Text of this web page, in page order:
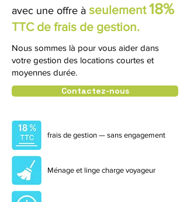
avec une offre à seulement18%
TTC de frais de gestion.
Nous sommes là pour vous aider dans
votre gestion des locations courtes et
moyennes durée.
Contactez-nous
frais de gestion — sans engagement
Ménage et linge charge voyageur